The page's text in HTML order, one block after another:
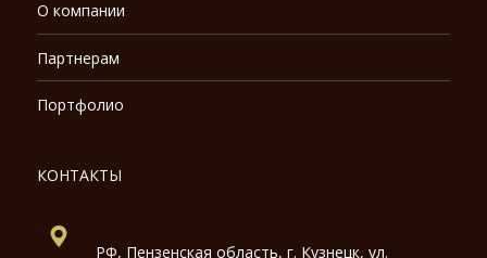
О компании
Партнерам
Портфолио
КОНТАКТЫ
РФ, Пензенская область, г. Кузнецк, ул.